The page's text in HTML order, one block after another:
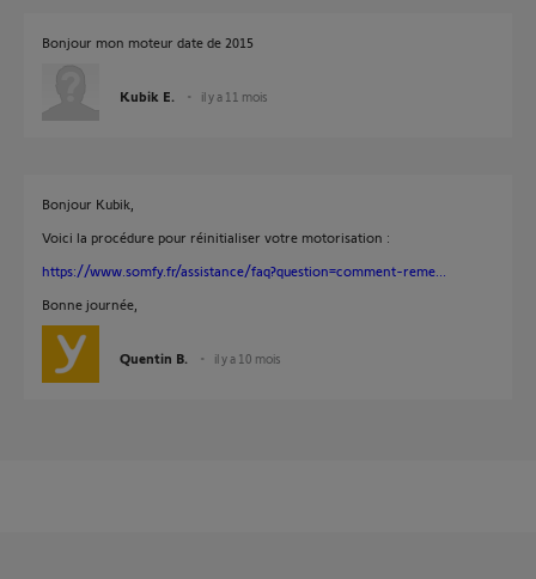
Bonjour mon moteur date de 2015
Kubik E. il y a 11 mois
Bonjour Kubik,
Voici la procédure pour réinitialiser votre motorisation :
https://www.somfy.fr/assistance/faq?question=comment-reme...
Bonne journée,
Quentin B. il y a 10 mois